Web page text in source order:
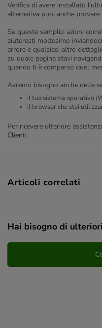
Verifica di avere installato
alternativa puoi anche
Se queste semplici azioni
aiuteresti moltssimo
errore e qualsiasi altro
su quale pagina stavi
quando ti è comparso quel
Avremo bisogno anche delle
il tuo sistema operativo
il browser che stai
Per ricevere ulteriore
Clienti.
Articoli correlati
Hai bisogno di